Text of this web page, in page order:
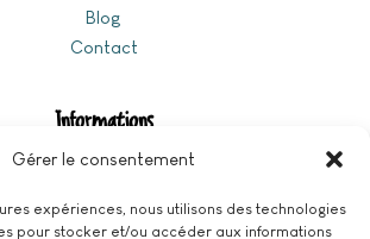
Gérer le consentement
expériences, nous utilisons des technologies
pour stocker et/ou accéder aux informations
Blog
Contact
Informations
Politique de confidentialité